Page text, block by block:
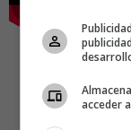
acceder